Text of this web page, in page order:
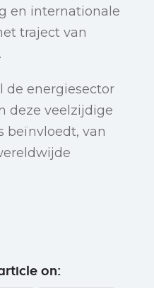
en internationale
traject van
de energiesector
deze veelzijdige
beïnvloedt, van
on: